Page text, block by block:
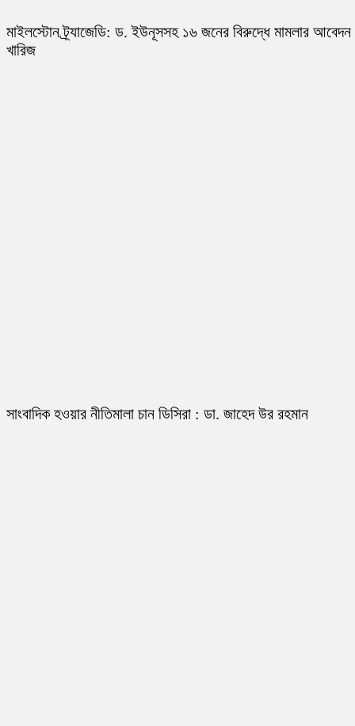
মাইলস্টোন ট্র্যাজেডি: ড. ইউনূসসহ ১৬ জনের বিরুদ্ধে মামলার আবেদন
খারিজ
সাংবাদিক হওয়ার নীতিমালা চান ডিসিরা : ডা. জাহেদ উর রহমান